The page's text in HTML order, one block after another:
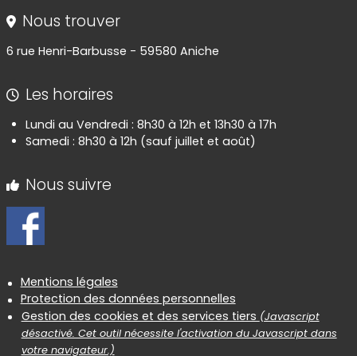
Nous trouver
6 rue Henri-Barbusse - 59580 Aniche
Les horaires
Lundi au Vendredi : 8h30 à 12h et 13h30 à 17h
Samedi : 8h30 à 12h (sauf juillet et août)
Nous suivre
Informations réglementaires
Mentions légales
Protection des données personnelles
Gestion des cookies et des services tiers (Javascript
désactivé. Cet outil nécessite l'activation du Javascript dans
votre navigateur.)